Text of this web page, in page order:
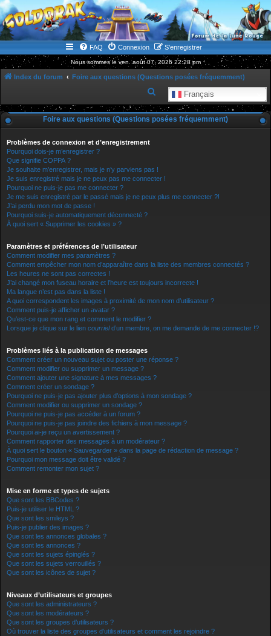
WWW.GOLDORAKGO.COM
le site de la Lune Rouge
FAQ Connexion S’enregistrer
Nous sommes le ven. août 07, 2026 22:28 pm
Index du forum Foire aux questions (Questions posées fréquemment)
Français
e
c
c
Foire aux questions (Questions posées fréquemment)
Problèmes de connexion et d’enregistrement
Pourquoi dois-je m’enregistrer ?
Que signifie COPPA ?
Je souhaite m’enregistrer, mais je n’y parviens pas !
Je suis enregistré mais je ne peux pas me connecter !
Pourquoi ne puis-je pas me connecter ?
Je me suis enregistré par le passé mais je ne peux plus me connecter ?!
J’ai perdu mon mot de passe !
Pourquoi suis-je automatiquement déconnecté ?
À quoi sert « Supprimer les cookies » ?
Paramètres et préférences de l’utilisateur
Comment modifier mes paramètres ?
Comment empêcher mon nom d’apparaître dans la liste des membres connectés ?
Les heures ne sont pas correctes !
J’ai changé mon fuseau horaire et l’heure est toujours incorrecte !
Ma langue n’est pas dans la liste !
A quoi correspondent les images à proximité de mon nom d’utilisateur ?
Comment puis-je afficher un avatar ?
Qu’est-ce que mon rang et comment le modifier ?
Lorsque je clique sur le lien courrield’un membre, on me demande de me connecter !?
Problèmes liés à la publication de messages
Comment créer un nouveau sujet ou poster une réponse ?
Comment modifier ou supprimer un message ?
Comment ajouter une signature à mes messages ?
Comment créer un sondage ?
Pourquoi ne puis-je pas ajouter plus d’options à mon sondage ?
Comment modifier ou supprimer un sondage ?
Pourquoi ne puis-je pas accéder à un forum ?
Pourquoi ne puis-je pas joindre des fichiers à mon message ?
Pourquoi ai-je reçu un avertissement ?
Comment rapporter des messages à un modérateur ?
À quoi sert le bouton « Sauvegarder » dans la page de rédaction de message ?
Pourquoi mon message doit être validé ?
Comment remonter mon sujet ?
Mise en forme et types de sujets
Que sont les BBCodes ?
Puis-je utiliser le HTML ?
Que sont les smileys ?
Puis-je publier des images ?
Que sont les annonces globales ?
Que sont les annonces ?
Que sont les sujets épinglés ?
Que sont les sujets verrouillés ?
Que sont les icônes de sujet ?
Niveaux d’utilisateurs et groupes
Que sont les administrateurs ?
Que sont les modérateurs ?
Que sont les groupes d’utilisateurs ?
Où trouver la liste des groupes d’utilisateurs et comment les rejoindre ?